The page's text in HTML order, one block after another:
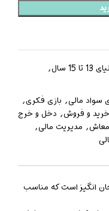
تا 15 سال
,
سواد مالی, بازی فکری,
خرید و فروش, دخل و خرج
, مدیریت مالی,
انگیز است که مناسب